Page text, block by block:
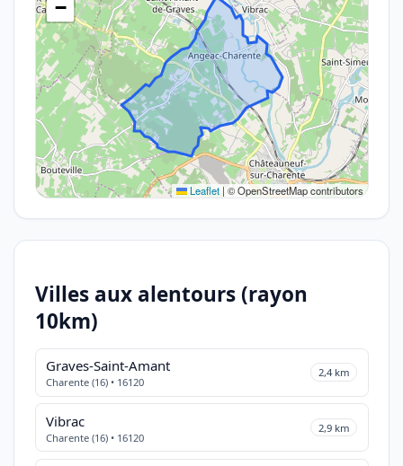
−
Leaflet | © OpenStreetMap contributors
Villes aux alentours (rayon
10km)
Graves-Saint-Amant
Charente (16) • 16120
2,4 km
Vibrac
Charente (16) • 16120
2,9 km